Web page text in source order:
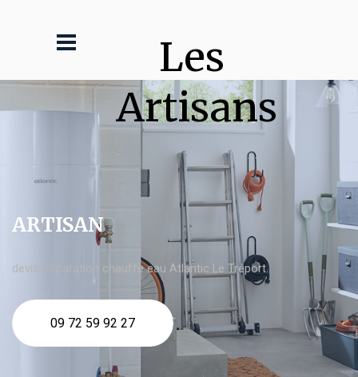
Les
Artisans
ARTISAN
devis Réparation chauffe eau Atlantic Le Tréport
09 72 59 92 27